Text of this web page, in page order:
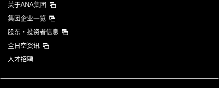
关于ANA集团
集团企业一览
股东・投资者信息
全日空资讯
人才招聘